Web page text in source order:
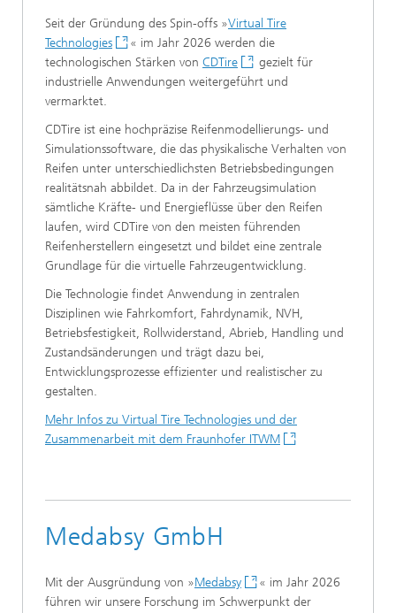
Seit der Gründung des Spin-offs »Virtual Tire
Technologies
« im Jahr 2026 werden die
technologischen Stärken von CDTire
gezielt für
industrielle Anwendungen weitergeführt und
vermarktet.
CDTire ist eine hochpräzise Reifenmodellierungs- und
Simulationssoftware, die das physikalische Verhalten von
Reifen unter unterschiedlichsten Betriebsbedingungen
realitätsnah abbildet. Da in der Fahrzeugsimulation
sämtliche Kräfte- und Energieflüsse über den Reifen
laufen, wird CDTire von den meisten führenden
Reifenherstellern eingesetzt und bildet eine zentrale
Grundlage für die virtuelle Fahrzeugentwicklung.
Die Technologie findet Anwendung in zentralen
Disziplinen wie Fahrkomfort, Fahrdynamik, NVH,
Betriebsfestigkeit, Rollwiderstand, Abrieb, Handling und
Zustandsänderungen und trägt dazu bei,
Entwicklungsprozesse effizienter und realistischer zu
gestalten.
Mehr Infos zu Virtual Tire Technologies und der
Zusammenarbeit mit dem Fraunhofer ITWM
Medabsy GmbH
Mit der Ausgründung von »Medabsy
« im Jahr 2026
führen wir unsere Forschung im Schwerpunkt der